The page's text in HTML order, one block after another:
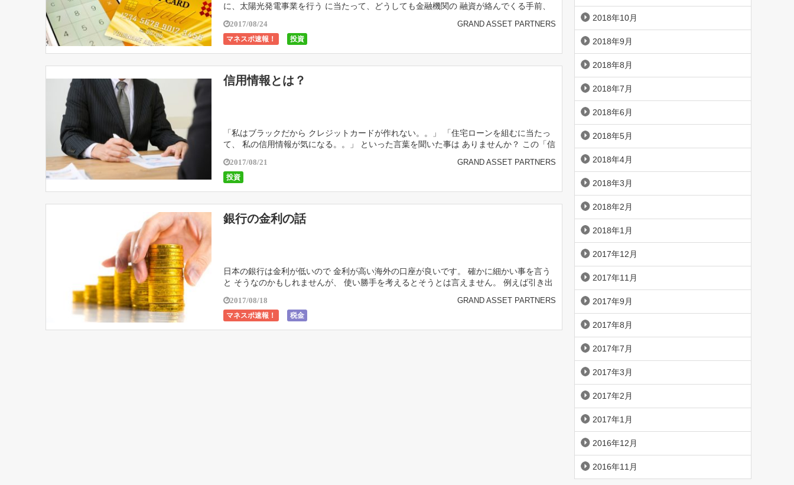
に、太陽光発電事業を行う に当たって、どうしても金融機関の 融資が絡んでくる手前、
2017/08/24
マネスポ速報！ 投資
GRAND ASSET PARTNERS
信用情報とは？
「私はブラックだから クレジットカードが作れない。。」 「住宅ローンを組むに当たっ
て、 私の信用情報が気になる。。」 といった言葉を聞いた事は ありませんか？ この「信
2017/08/21
投資
GRAND ASSET PARTNERS
銀行の金利の話
日本の銀行は金利が低いので 金利が高い海外の口座が良いです。 確かに細かい事を言う
と そうなのかもしれませんが、 使い勝手を考えるとそうとは言えません。 例えば引き出
2017/08/18
マネスポ速報！ 税金
GRAND ASSET PARTNERS
2018年10月
2018年9月
2018年8月
2018年7月
2018年6月
2018年5月
2018年4月
2018年3月
2018年2月
2018年1月
2017年12月
2017年11月
2017年9月
2017年8月
2017年7月
2017年3月
2017年2月
2017年1月
2016年12月
2016年11月